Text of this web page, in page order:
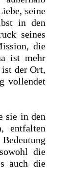
seine
in den
seines
die
ist mehr
ist der Ort,
vollendet
sie in den
entfalten
die
auch die